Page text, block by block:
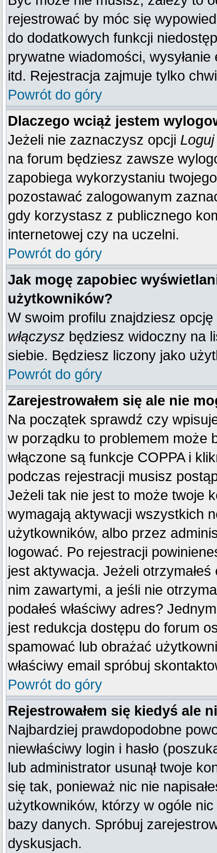
rejestrować by móc się
do dodatkowych funkcji
prywatne wiadomości,
itd. Rejestracja zajmuje tylko
Powrót do góry
Dlaczego wciąż jestem
Jeżeli nie zaznaczysz opcji
na forum będziesz zawsze
zapobiega wykorzystaniu
pozostawać zalogowanym
gdy korzystasz z publicznego
internetowej czy na uczelni.
Powrót do góry
Jak mogę zapobiec
użytkowników?
W swoim profilu znajdziesz opcję
włączysz będziesz widoczny na
siebie. Będziesz liczony jako
Powrót do góry
Zarejestrowałem się ale nie
Na początek sprawdź czy
w porządku to problemem może
włączone są funkcje COPPA i
podczas rejestracji musisz
Jeżeli tak nie jest to może twoje
wymagają aktywacji wszystkich
użytkowników, albo przez
logować. Po rejestracji
jest aktywacja. Jeżeli
nim zawartymi, a jeśli nie
podałeś właściwy adres?
jest redukcja dostępu do forum
spamować lub obrażać
właściwy email spróbuj
Powrót do góry
Rejestrowałem się kiedyś ale
Najbardziej prawdopodobne
niewłaściwy login i hasło
lub administrator usunął twoje
się tak, ponieważ nic nie
użytkowników, którzy w ogóle
bazy danych. Spróbuj
dyskusjach.